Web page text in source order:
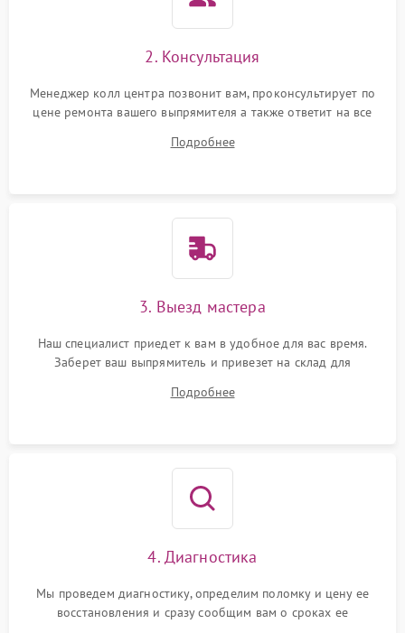
2. Консультация
Менеджер колл центра позвонит вам, проконсультирует по
цене ремонта вашего выпрямителя а также ответит на все
Подробнее
3. Выезд мастера
Наш специалист приедет к вам в удобное для вас время.
Заберет ваш выпрямитель и привезет на склад для
Подробнее
4. Диагностика
Мы проведем диагностику, определим поломку и цену ее
восстановления и сразу сообщим вам о сроках ее